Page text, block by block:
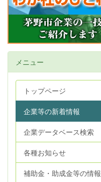
メニュー
トップページ
企業等の新着情報
企業データベース検索
各種お知らせ
補助金・助成金等の情報